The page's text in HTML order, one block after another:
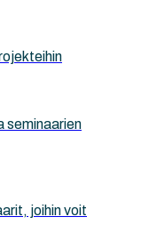
seminaarien
joihin voit